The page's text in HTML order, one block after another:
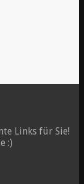
Links für Sie!
:)